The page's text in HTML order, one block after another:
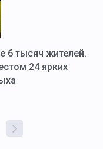
6 тысяч жителей.
24 ярких